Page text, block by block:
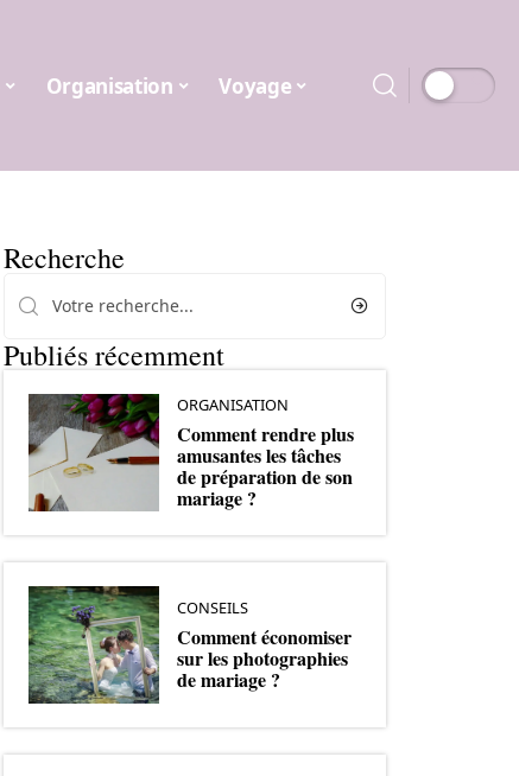
Organisation Voyage
Recherche
Publiés récemment
ORGANISATION
Comment rendre plus
amusantes les tâches
de préparation de son
mariage ?
CONSEILS
Comment économiser
sur les photographies
de mariage ?